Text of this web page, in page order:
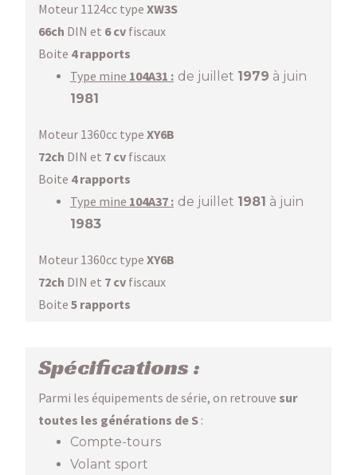
Moteur 1124cc type XW3S
66ch DIN et 6 cv fiscaux
Boite 4 rapports
Type mine 104A31 : de juillet 1979 à juin
1981
Moteur 1360cc type XY6B
72ch DIN et 7 cv fiscaux
Boite 4 rapports
Type mine 104A37 : de juillet 1981 à juin
1983
Moteur 1360cc type XY6B
72ch DIN et 7 cv fiscaux
Boite 5 rapports
Spécifications :
Parmi les équipements de série, on retrouve sur
toutes les générations de S :
Compte-tours
Volant sport